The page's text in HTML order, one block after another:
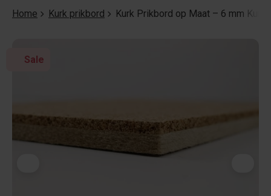
Home Kurk prikbord Kurk Prikbord op Maat – 6 mm
Sale